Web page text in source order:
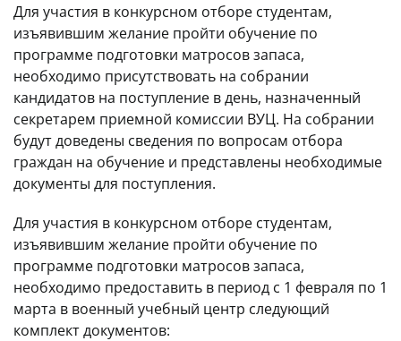
Для участия в конкурсном отборе студентам,
изъявившим желание пройти обучение по
программе подготовки матросов запаса,
необходимо присутствовать на собрании
кандидатов на поступление в день, назначенный
секретарем приемной комиссии ВУЦ. На собрании
будут доведены сведения по вопросам отбора
граждан на обучение и представлены необходимые
документы для поступления.
Для участия в конкурсном отборе студентам,
изъявившим желание пройти обучение по
программе подготовки матросов запаса,
необходимо предоставить в период с 1 февраля по 1
марта в военный учебный центр следующий
комплект документов: